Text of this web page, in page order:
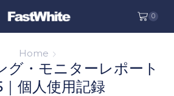
0
Home
グ・モニターレポート
個人使用記録